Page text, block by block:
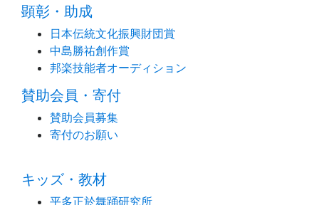
顕彰・助成
日本伝統文化振興財団賞
中島勝祐創作賞
邦楽技能者オーディション
賛助会員・寄付
賛助会員募集
寄付のお願い
キッズ・教材
平多正於舞踊研究所